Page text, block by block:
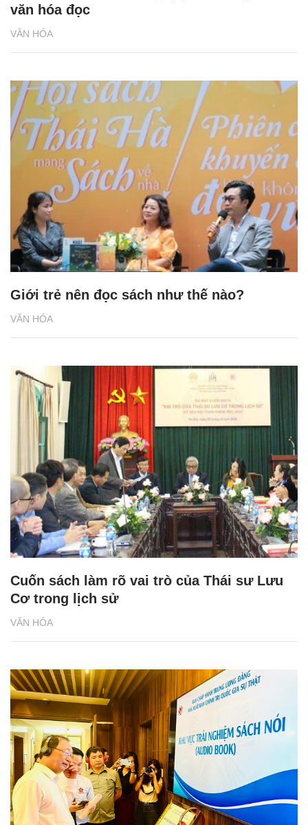
VĂN HÓA
văn hóa đọc
VĂN HÓA
Giới trẻ nên đọc sách như thế nào?
VĂN HÓA
Cuốn sách làm rõ vai trò của Thái sư Lưu
Cơ trong lịch sử